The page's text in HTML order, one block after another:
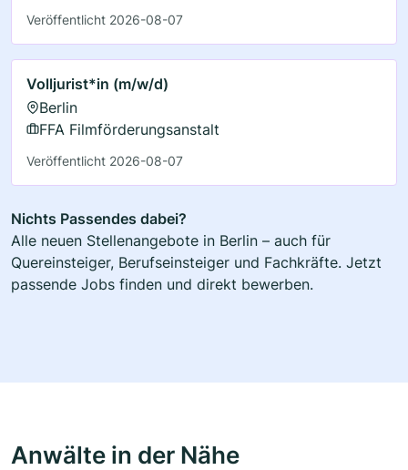
Veröffentlicht 2026-08-07
Volljurist*in (m/w/d)
Berlin
FFA Filmförderungsanstalt
Veröffentlicht 2026-08-07
Nichts Passendes dabei?
Alle neuen Stellenangebote in Berlin – auch für
Quereinsteiger, Berufseinsteiger und Fachkräfte. Jetzt
passende Jobs finden und direkt bewerben.
Anwälte in der Nähe